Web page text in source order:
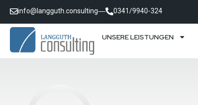
info@langguth.consulting 0341/9940-324
UNSERE LEISTUNGEN